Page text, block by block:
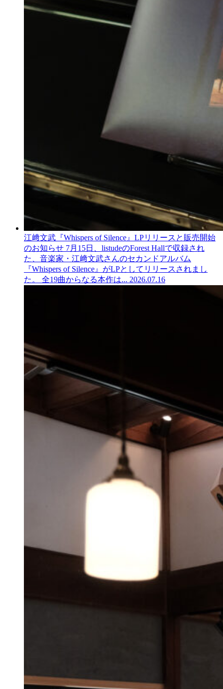
江﨑文武『Whispers of Silence』LPリリースと販売開始
のお知らせ 7月15日、listudeのForest Hallで収録され
た、音楽家・江﨑文武さんのセカンドアルバム
『Whispers of Silence』がLPとしてリリースされまし
た。 全19曲からなる本作は... 2026.07.16